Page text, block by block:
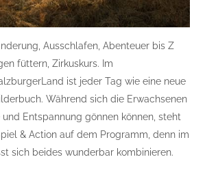
Ausschlafen, Abenteuer bis Z
füttern, Zirkuskurs. Im
ist jeder Tag wie eine neue
Während sich die Erwachsenen
und Entspannung gönnen können, steht
& Action auf dem Programm, denn im
sich beides wunderbar kombinieren.